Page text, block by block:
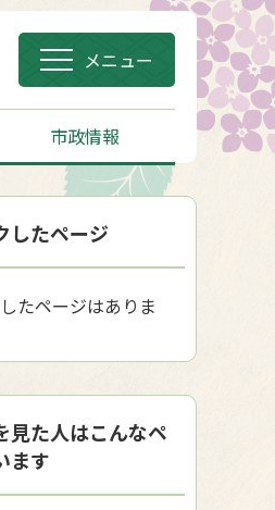
メニュー
市政情報
したページ
たページはありま
見た人はこんなペ
ます